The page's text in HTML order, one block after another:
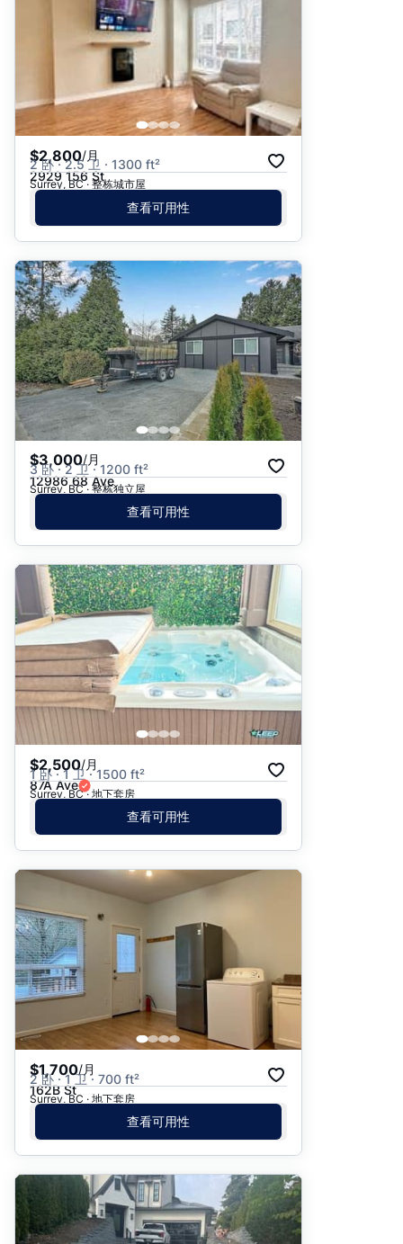
$2,800/月
2 卧 · 2.5 卫 · 1300 ft²
2929 156 St
Surrey, BC · 整栋城市屋
查看可用性
$3,000/月
3 卧 · 2 卫 · 1200 ft²
12986 68 Ave
Surrey, BC · 整栋独立屋
查看可用性
$2,500/月
1 卧 · 1 卫 · 1500 ft²
87A Ave
Surrey, BC · 地下套房
查看可用性
$1,700/月
2 卧 · 1 卫 · 700 ft²
162B St
Surrey, BC · 地下套房
查看可用性